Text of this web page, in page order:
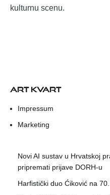
kulturnu scenu.
ART KVART
Impressum
Marketing
Novi AI sustav u Hrvatskoj
pripremati prijave DORH-u
Harfistički duo Ćiković na